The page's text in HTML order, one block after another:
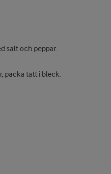
salt och peppar.
packa tätt i bleck.